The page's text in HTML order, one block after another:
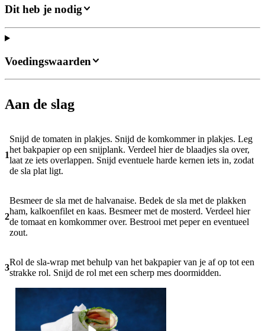
Dit heb je nodig
Aan de slag
1
Snijd de tomaten in plakjes. Snijd de komkommer in plakjes. Leg
het bakpapier op een snijplank. Verdeel hier de blaadjes sla over,
laat ze iets overlappen. Snijd eventuele harde kernen iets in, zodat
de sla plat ligt.
2
Besmeer de sla met de halvanaise. Bedek de sla met de plakken
ham, kalkoenfilet en kaas. Besmeer met de mosterd. Verdeel hier
de tomaat en komkommer over. Bestrooi met peper en eventueel
zout.
3
Rol de sla-wrap met behulp van het bakpapier van je af op tot een
strakke rol. Snijd de rol met een scherp mes doormidden.
Voedingswaarden